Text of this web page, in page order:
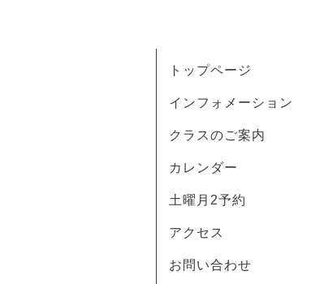
トップページ
インフォメーション
クラスのご案内
カレンダー
土曜月2予約
アクセス
お問い合わせ